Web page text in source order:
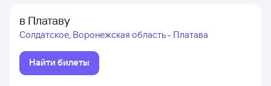
в Платаву
Солдатское, Воронежская область - Платава
Найти билеты